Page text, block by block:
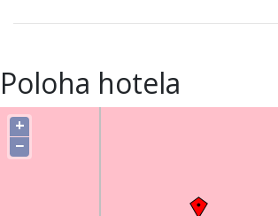
Poloha hotela
+
−